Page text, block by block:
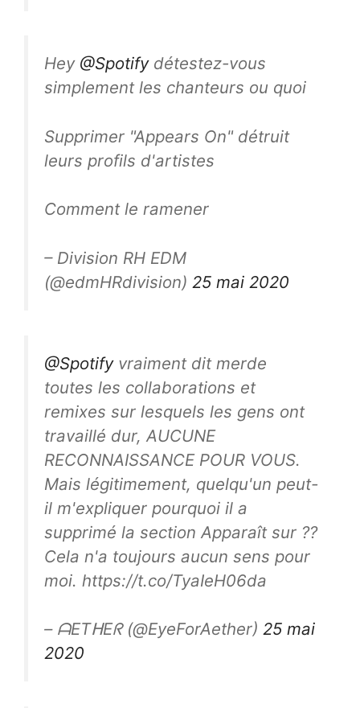
Hey @Spotifydétestez-vous
simplement les chanteurs ou quoi
Supprimer "Appears On" détruit
leurs profils d'artistes
Comment le ramener
– Division RH EDM
(@edmHRdivision) 25 mai 2020
@Spotifyvraiment dit merde
toutes les collaborations et
remixes sur lesquels les gens ont
travaillé dur, AUCUNE
RECONNAISSANCE POUR VOUS.
Mais légitimement, quelqu'un peut-
il m'expliquer pourquoi il a
supprimé la section Apparaît sur ??
Cela n'a toujours aucun sens pour
moi. https://t.co/TyaIeH06da
– ᗩETᕼEᖇ (@EyeForAether) 25 mai
2020